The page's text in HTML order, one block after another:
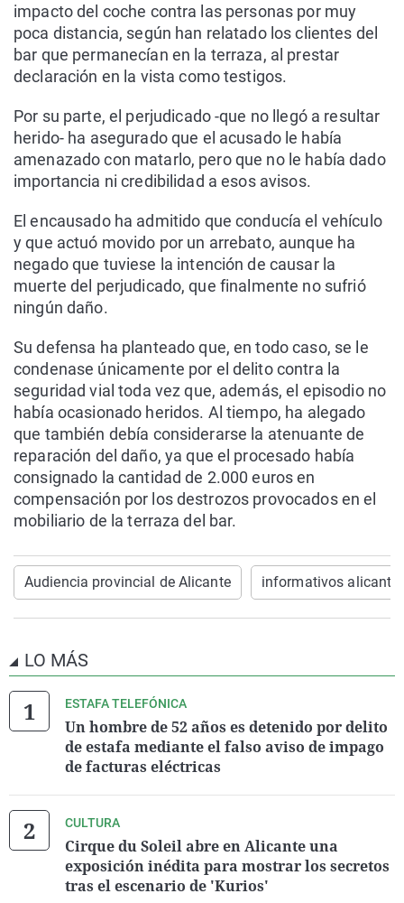
impacto del coche contra las personas por muy
poca distancia, según han relatado los clientes del
bar que permanecían en la terraza, al prestar
declaración en la vista como testigos.
Por su parte, el perjudicado -que no llegó a resultar
herido- ha asegurado que el acusado le había
amenazado con matarlo, pero que no le había dado
importancia ni credibilidad a esos avisos.
El encausado ha admitido que conducía el vehículo
y que actuó movido por un arrebato, aunque ha
negado que tuviese la intención de causar la
muerte del perjudicado, que finalmente no sufrió
ningún daño.
Su defensa ha planteado que, en todo caso, se le
condenase únicamente por el delito contra la
seguridad vial toda vez que, además, el episodio no
había ocasionado heridos. Al tiempo, ha alegado
que también debía considerarse la atenuante de
reparación del daño, ya que el procesado había
consignado la cantidad de 2.000 euros en
compensación por los destrozos provocados en el
mobiliario de la terraza del bar.
Audiencia provincial de Alicante informativos alicante
LO MÁS
ESTAFA TELEFÓNICA
Un hombre de 52 años es detenido por delito
de estafa mediante el falso aviso de impago
de facturas eléctricas
CULTURA
Cirque du Soleil abre en Alicante una
exposición inédita para mostrar los secretos
tras el escenario de 'Kurios'